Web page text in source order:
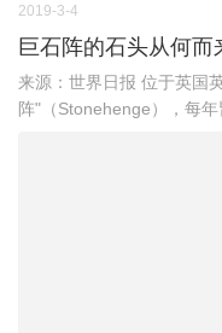
2019-3-4
巨石阵的石头从何
来源：世界日报 位于英国
阵"（Stonehenge），每年